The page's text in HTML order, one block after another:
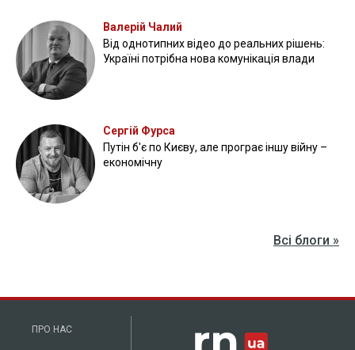
Валерій Чалий
Від однотипних відео до реальних рішень:
Україні потрібна нова комунікація влади
Сергій Фурса
Путін б'є по Києву, але програє іншу війну –
економічну
Всі блоги »
ПРО НАС